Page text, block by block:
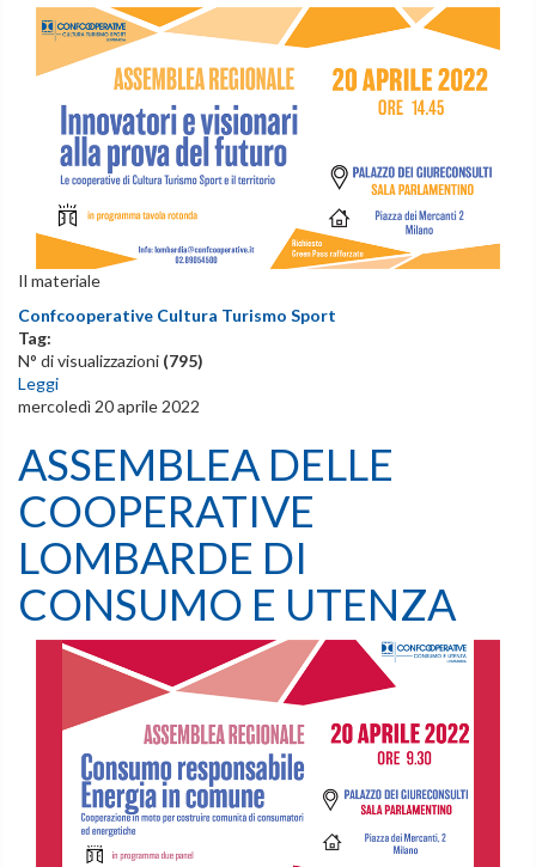
Il materiale
Confcooperative Cultura Turismo Sport
Tag:
N° di visualizzazioni (795)
Leggi
mercoledì 20 aprile 2022
ASSEMBLEA DELLE
COOPERATIVE
LOMBARDE DI
CONSUMO E UTENZA